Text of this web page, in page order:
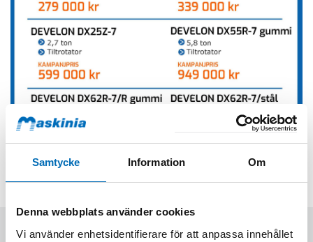
Samtycke Information Om
Denna webbplats använder cookies
Vi använder enhetsidentifierare för att anpassa innehållet
KONTAKTA OSS